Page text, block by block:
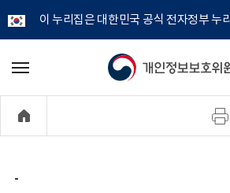
이 누리집은 대한민국 공식 전자정부 누
개
정
메
기
-